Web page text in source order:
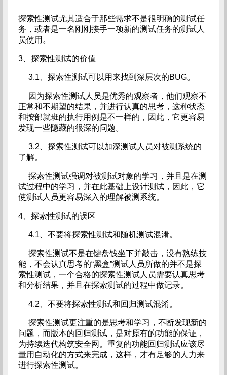
探索性测试尤其适合于那些需求不是很明确的测试任
务，或者是一名刚刚接手一项新的测试任务的测试人
员使用。
3、探索性测试的价值
3.1、探索性测试可以用来找到深层次的BUG。
因为探索性测试人员是优秀的观察者，他们观察不
正常和不期望的结果，并进行认真的思考，这种状态
和按部就班的执行用例是不一样的，因此，它更容易
发现一些隐藏的很深的问题。
3.2、探索性测试可以加深测试人员对被测系统的
了解。
探索性测试强调对被测试对象的学习，并且是在测
试过程中的学习，并在此基础上设计测试，因此，它
使测试人员更容易深入的理解被测系统。
4、探索性测试的误区
4.1、不要将探索性测试和随机测试混淆。
探索性测试不是在键盘钱坐下并敲击，没有熟练技
能，不会认真思考的“黑盒”测试人员所做的并不是探
索性测试，一个合格的探索性测试人员需要认真思考
和分析结果，并且在探索测试的过程中做记录。
4.2、不要将探索性测试和回归测试混淆。
探索性测试更注重的是思考和学习，不断发现新的
问题，而版本的回归测试，是对原有的功能的保证，
为持续迭代构筑安全网。重复的功能回归测试应该尽
量用自动化的方式来完成，这样，才有足够的人力来
进行探索性测试。